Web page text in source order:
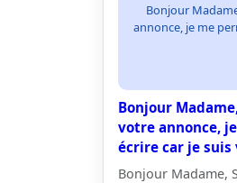
Bonjour
annonce, je me
Bonjour
votre annonce,
écrire car je suis
Bonjour Madame,